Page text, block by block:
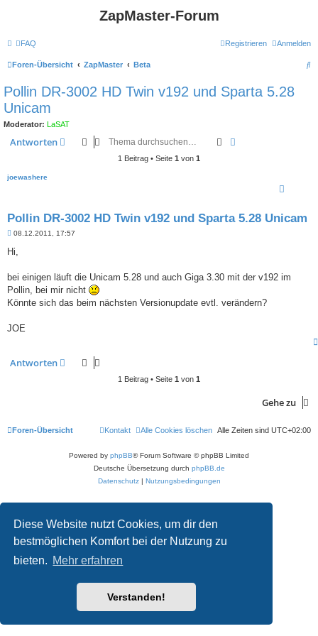
Diese Website nutzt Cookies, um dir den
bestmöglichen Komfort bei der Nutzung zu
bieten. Mehr erfahren
Verstanden!
ZapMaster-Forum
FAQ Anmelden
Registrieren
Foren-Übersicht ZapMaster Beta
S
Pollin DR-3002 HD Twin v192 und Sparta 5.28
Unicam
Moderator: LaSAT
Antworten Suche
1 Beitrag • Seite 1 von 1
joewashere
Pollin DR-3002 HD Twin v192 und Sparta 5.28 Unicam
B
i
a
08.12.2011, 17:57
Hi,
bei einigen läuft die Unicam 5.28 und auch Giga 3.30 mit der v192 im
Pollin, bei mir nicht
Könnte sich das beim nächsten Versionupdate evtl. verändern?
JOE
Antworten
1 Beitrag • Seite 1 von 1
Gehe zu
Foren-Übersicht Alle Zeiten sind UTC+02:00
Alle Cookies löschen
Kontakt
Powered by phpBB® Forum Software © phpBB Limited
Deutsche Übersetzung durch phpBB.de
Datenschutz| Nutzungsbedingungen